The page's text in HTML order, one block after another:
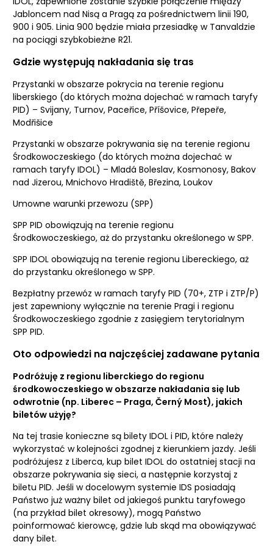
Jabloncem nad Nisą a Pragą za pośrednictwem linii 190,
900 i 905. Linia 900 będzie miała przesiadkę w Tanvaldzie
na pociągi szybkobieżne R21.
Gdzie występują nakładania się tras
Przystanki w obszarze pokrycia na terenie regionu
liberskiego (do których można dojechać w ramach taryfy
PID) – Svijany, Turnov, Paceřice, Příšovice, Přepeře,
Modřišice
Przystanki w obszarze pokrywania się na terenie regionu
Środkowoczeskiego (do których można dojechać w
ramach taryfy IDOL) – Mladá Boleslav, Kosmonosy, Bakov
nad Jizerou, Mnichovo Hradiště, Březina, Loukov
Umowne warunki przewozu (SPP)
SPP PID obowiązują na terenie regionu
Środkowoczeskiego, aż do przystanku określonego w SPP.
SPP IDOL obowiązują na terenie regionu Libereckiego, aż
do przystanku określonego w SPP.
Bezpłatny przewóz w ramach taryfy PID (70+, ZTP i ZTP/P)
jest zapewniony wyłącznie na terenie Pragi i regionu
Środkowoczeskiego zgodnie z zasięgiem terytorialnym
SPP PID.
Oto odpowiedzi na najczęściej zadawane pytania
Podróżuję z regionu liberckiego do regionu
środkowoczeskiego w obszarze nakładania się lub
odwrotnie (np. Liberec – Praga, Černý Most), jakich
biletów użyję?
Na tej trasie konieczne są bilety IDOL i PID, które należy
wykorzystać w kolejności zgodnej z kierunkiem jazdy. Jeśli
podróżujesz z Liberca, kup bilet IDOL do ostatniej stacji na
obszarze pokrywania się sieci, a następnie korzystaj z
biletu PID. Jeśli w docelowym systemie IDS posiadają
Państwo już ważny bilet od jakiegoś punktu taryfowego
(na przykład bilet okresowy), mogą Państwo
poinformować kierowcę, gdzie lub skąd ma obowiązywać
dany bilet.